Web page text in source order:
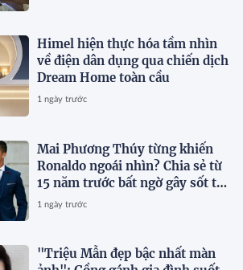
Himel hiện thực hóa tầm nhìn
về điện dân dụng qua chiến dịch
Dream Home toàn cầu
1 ngày trước
Mai Phương Thúy từng khiến
Ronaldo ngoái nhìn? Chia sẻ từ
15 năm trước bất ngờ gây sốt trở
lại
1 ngày trước
"Triệu Mẫn đẹp bậc nhất màn